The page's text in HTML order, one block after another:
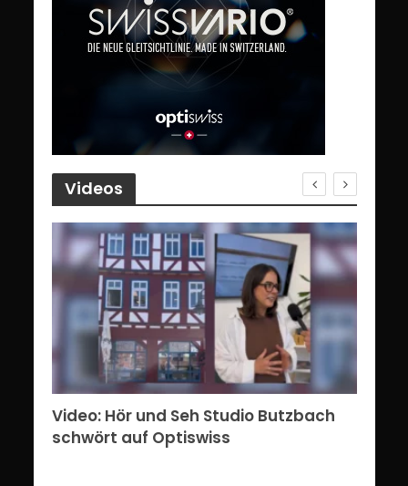
Videos
Video: Hör und Seh Studio Butzbach
schwört auf Optiswiss